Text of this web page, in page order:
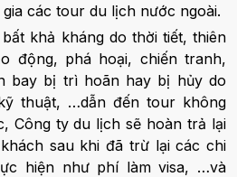
các tour du lịch nước ngoài.
khả kháng do thời tiết, thiên
động, phá hoại, chiến tranh,
bay bị trì hoãn hay bị hủy do
thuật, …dẫn đến tour không
Công ty du lịch sẽ hoàn trả lại
sau khi đã trừ lại các chi
hiện như phí làm visa, …và